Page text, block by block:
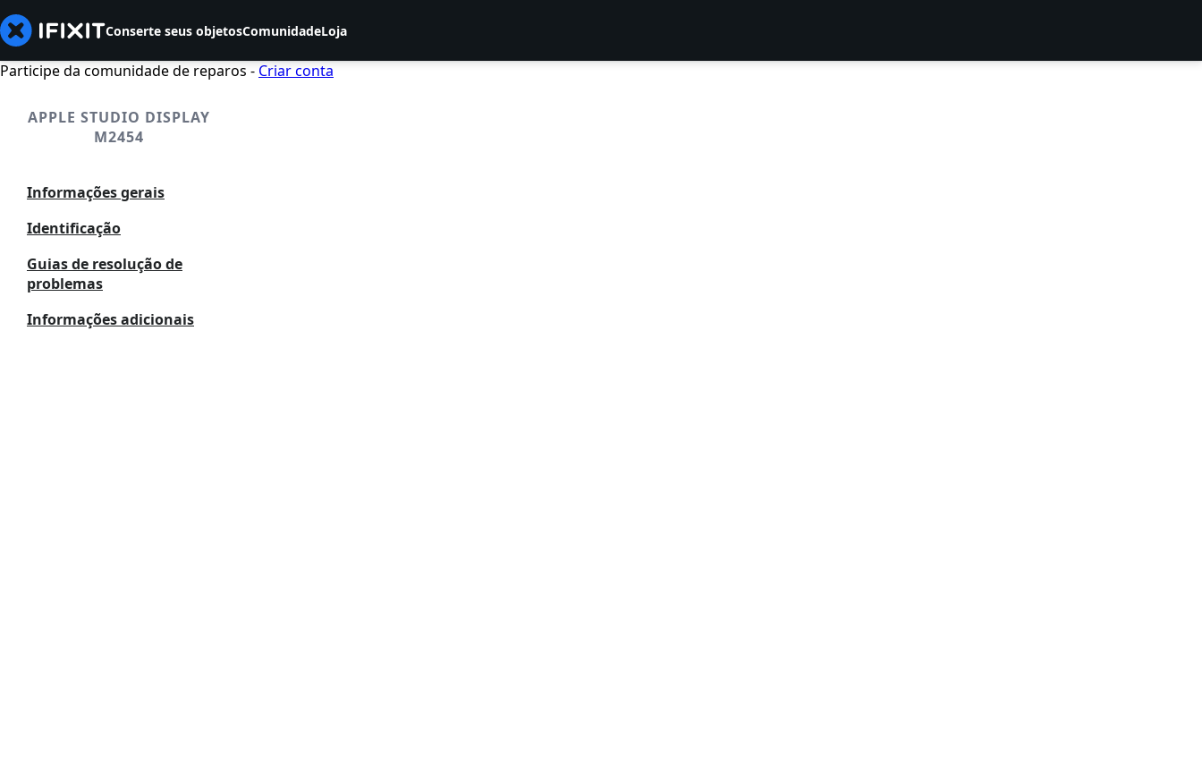
Conserte seus objetosComunidadeLoja
Participe da comunidade de reparos - Criar conta
APPLE STUDIO DISPLAY
M2454
Informações gerais
Identificação
Guias de resolução de
problemas
Informações adicionais